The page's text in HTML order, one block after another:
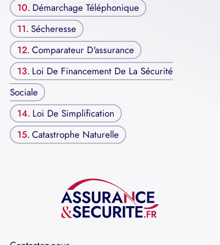
Démarchage Téléphonique
Sécheresse
Comparateur D'assurance
Loi De Financement De La Sécurité
Sociale
Loi De Simplification
Catastrophe Naturelle